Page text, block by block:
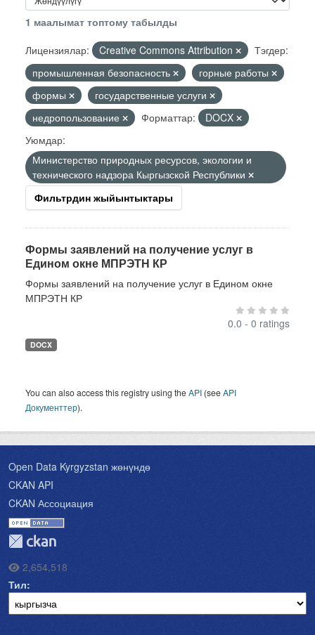
1 маалымат топтому табылды
Лицензиялар:
Creative Commons Attribution
Тэгдер:
промышленная безопасность
горные работы
формы
государственные услуги
недропользование
Форматтар:
DOCX
Уюмдар:
Министерство природных ресурсов, экологии и
технического надзора Кыргызской Республики
Фильтрдин жыйынтыктары
Формы заявлений на получение услуг в
Едином окне МПРЭТН КР
Формы заявлений на получение услуг в Едином окне
МПРЭТН КР
0.0 - 0 ratings
DOCX
You can also access this registry using theAPI (seeAPI
Документтер).
Open Data Kyrgyzstan жөнүндө
CKAN API
CKAN Ассоциация
2,654,518
Тил